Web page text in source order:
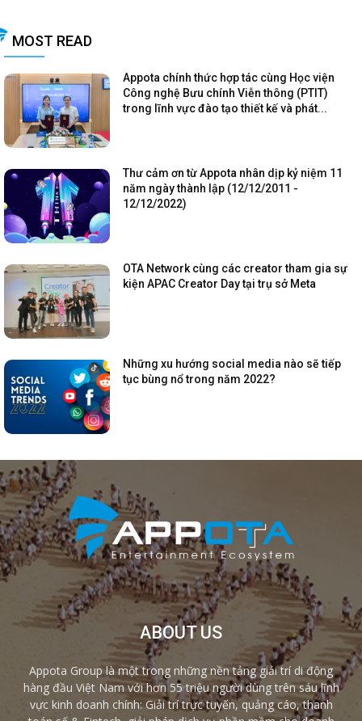
MOST READ
Appota chính thức hợp tác cùng Học viện
Công nghệ Bưu chính Viễn thông (PTIT)
trong lĩnh vực đào tạo thiết kế và phát...
Thư cảm ơn từ Appota nhân dịp kỷ niệm 11
năm ngày thành lập (12/12/2011 -
12/12/2022)
OTA Network cùng các creator tham gia sự
kiện APAC Creator Day tại trụ sở Meta
Những xu hướng social media nào sẽ tiếp
tục bùng nổ trong năm 2022?
ABOUT US
Appota Group là một trong những nền tảng giải trí di động
hàng đầu Việt Nam với hơn 55 triệu người dùng trên sáu lĩnh
vực kinh doanh chính: Giải trí trực tuyến, quảng cáo, thanh